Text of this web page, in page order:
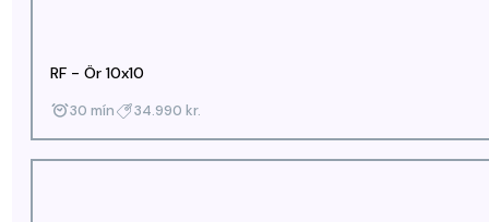
RF - Ör 10x10
30 mín 34.990 kr.